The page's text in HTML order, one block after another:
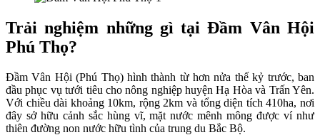
Trải nghiệm những gì tại Đầm Vân Hội
Phú Thọ?
Đầm Vân Hội (Phú Thọ) hình thành từ hơn nửa thế kỷ trước, ban
đầu phục vụ tưới tiêu cho nông nghiệp huyện Hạ Hòa và Trấn Yên.
Với chiều dài khoảng 10km, rộng 2km và tổng diện tích 410ha, nơi
đây sở hữu cảnh sắc hùng vĩ, mặt nước mênh mông được ví như
thiên đường non nước hữu tình của trung du Bắc Bộ.